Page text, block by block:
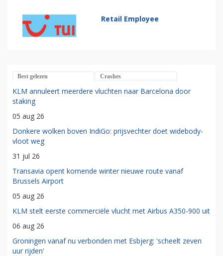
Retail Employee
Best gelezen Crashes
KLM annuleert meerdere vluchten naar Barcelona door
staking
05 aug 26
Donkere wolken boven IndiGo: prijsvechter doet widebody-
vloot weg
31 jul 26
Transavia opent komende winter nieuwe route vanaf
Brussels Airport
05 aug 26
KLM stelt eerste commerciële vlucht met Airbus A350-900 uit
06 aug 26
Groningen vanaf nu verbonden met Esbjerg: 'scheelt zeven
uur rijden'